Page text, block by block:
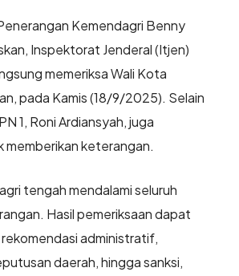
Kemendagri Benny
Inspektorat Jenderal (Itjen)
memeriksa Wali Kota
pada Kamis (18/9/2025). Selain
1, Roni Ardiansyah, juga
memberikan keterangan.
tengah mendalami seluruh
Hasil pemeriksaan dapat
administratif,
daerah, hingga sanksi,